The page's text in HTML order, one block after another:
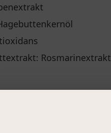
Rosmarinextrakt